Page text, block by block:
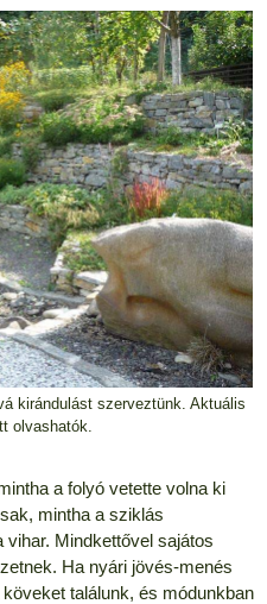
kirándulást szerveztünk. Aktuális
olvashatók.
a folyó vetette volna ki
mintha a sziklás
vihar. Mindkettővel sajátos
Ha nyári jövés-menés
találunk, és módunkban